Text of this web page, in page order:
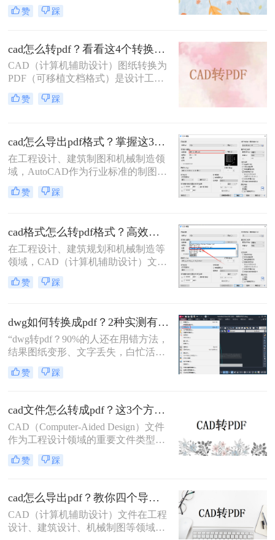
图纸转换成PDF格式的实用方法。
档还是打印，PDF格式都能提供高质
量的输出。那么CAD文件怎么转PDF
为PDF的方法。
赞 踩
cad怎么转pdf？看看这4个转换方法！
CAD（计算机辅助设计）图纸转换为
PDF（可移植文档格式）是设计工作
中常见的需求。PDF格式不仅具有良
好的兼容性和可读性，还能有效保护
图纸转换为PDF的高效方法。
赞 踩
cad怎么导出pdf格式？掌握这3招就够了！
在工程设计、建筑制图和机械制造领
域，AutoCAD作为行业标准的制图软
件，其生成的DWG文件是工作的核
心。然而，在文件交付、图纸审查、
的特性，成为了无可替代的交换媒
介。掌握在AutoCAD中高效、高质量
地导出PDF，是每一位CAD用户的必
备技能。那么cad怎么导出pdf格式
呢？
赞 踩
cad格式怎么转pdf格式？高效的五大方法详解！
在工程设计、建筑规划和机械制造等
领域，CAD（计算机辅助设计）文件
是传递设计思想的核心载体。然而，
当需要向客户、评审方或非技术背景
是最佳选择。此时，PDF（便携式文
档格式）以其跨平台、格式固定、易
于查看且体积小巧的优势，成为分享
和归档图纸的首选。
赞 踩
dwg如何转换成pdf？2种实测有效技巧，精准无损告别格式混乱！
“dwg转pdf？90%的人还在用错方法，
结果图纸变形、文字丢失，白忙活一
整天！”在IT、设计与工程领域，dwg
文件转pdf是职场日常刚需。但你是否
糊、甚至关键标注消失？根据行业调
研，超70%的办公人群因转换工具不
靠谱，每天浪费15分钟以上处理格式
问题。
赞 踩
cad文件怎么转成pdf？这3个方法可以一试！
CAD（Computer-Aided Design）文件
作为工程设计领域的重要文件类型，
经常需要转换为PDF（Portable
Document Format）格式以便于共享、
pdf呢？本文将介绍三种将CAD文件
转换为PDF的高效方法。
赞 踩
cad怎么导出pdf？教你四个导出方法！
CAD（计算机辅助设计）文件在工程
设计、建筑设计、机械制图等领域中